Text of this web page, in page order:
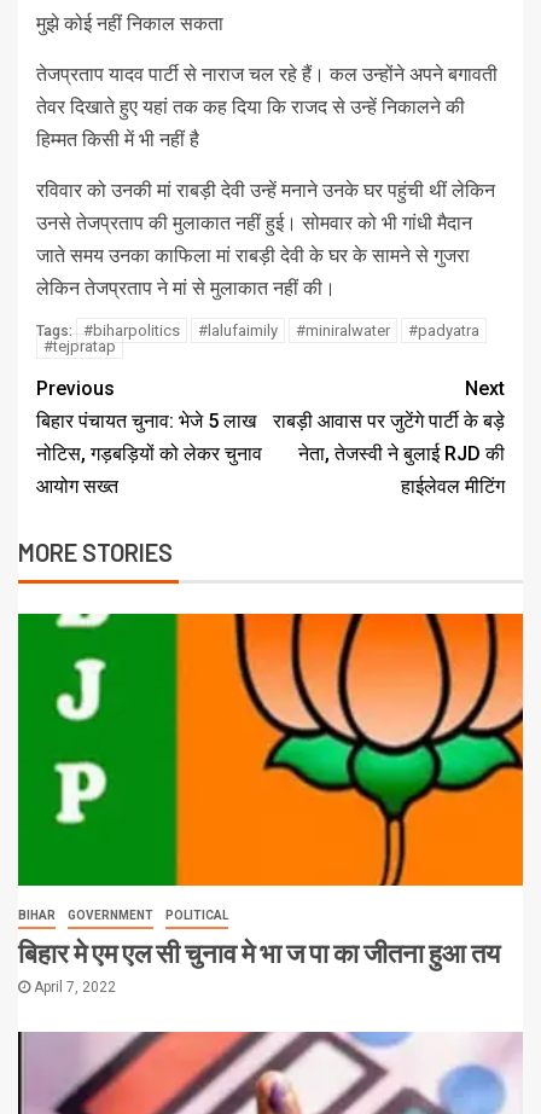
मुझे कोई नहीं निकाल सकता
तेजप्रताप यादव पार्टी से नाराज चल रहे हैं। कल उन्‍होंने अपने बगावती
तेवर दिखाते हुए यहां तक कह दिया कि राजद से उन्हें निकालने की
हिम्मत किसी में भी नहीं है
रविवार को उनकी मां राबड़ी देवी उन्‍हें मनाने उनके घर पहुंची थीं लेकिन
उनसे तेजप्रताप की मुलाकात नहीं हुई। सोमवार को भी गांधी मैदान
जाते समय उनका काफिला मां राबड़ी देवी के घर के सामने से गुजरा
लेकिन तेजप्रताप ने मां से मुलाकात नहीं की।
Tags: #biharpolitics #lalufaimily #miniralwater
#padyatra
#tejpratap
Previous
बिहार पंचायत चुनाव: भेजे 5 लाख
नोटिस, गड़बड़ियों को लेकर चुनाव
आयोग सख्त
Next
राबड़ी आवास पर जुटेंगे पार्टी के बड़े
नेता, तेजस्वी ने बुलाई RJD की
हाईलेवल मीटिंग
MORE STORIES
BIHAR GOVERNMENT POLITICAL
बिहार मे एम एल सी चुनाव मे भा ज पा का जीतना हुआ तय
April 7, 2022